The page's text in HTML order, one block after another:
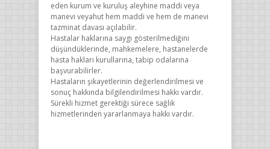
eden kurum ve kuruluş aleyhine maddi veya
manevi veyahut hem maddi ve hem de manevi
tazminat davası açılabilir.
Hastalar haklarına saygı gösterilmediğini
düşündüklerinde, mahkemelere, hastanelerde
hasta hakları kurullarına, tabip odalarına
başvurabilirler.
Hastaların şikayetlerinin değerlendirilmesi ve
sonuç hakkında bilgilendirilmesi hakkı vardır.
Sürekli hizmet gerektiği sürece sağlık
hizmetlerinden yararlanmaya hakkı vardır.